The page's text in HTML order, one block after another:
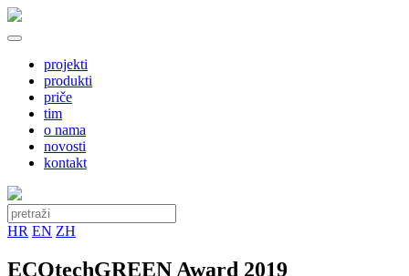
projekti
produkti
priče
tim
o nama
novosti
kontakt
HR EN ZH
ECOtechGREEN Award 2019